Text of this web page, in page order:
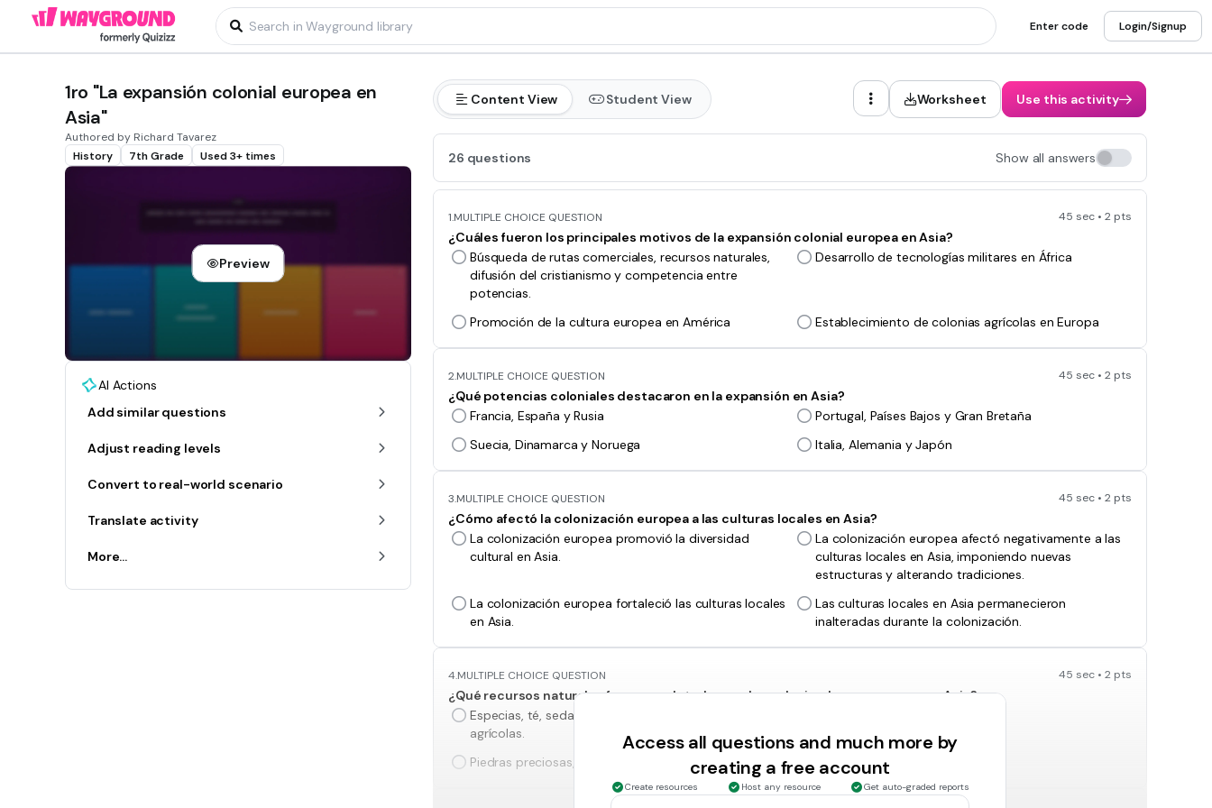
Enter code Login/Signup
1ro "La expansión colonial europea en
Asia"
Authored by Richard Tavarez
History
7th Grade Used 3+ times
Preview
AI Actions
Add similar questions
Adjust reading levels
Convert to real-world scenario
Translate activity
More...
Content View Student View Worksheet Use this activity
26 questions Show all answers
1.MULTIPLE CHOICE QUESTION 45 sec • 2 pts
¿Cuáles fueron los principales motivos de la expansión colonial europea en Asia?
Búsqueda de rutas comerciales, recursos naturales,
difusión del cristianismo y competencia entre
potencias.
Desarrollo de tecnologías militares en África
Promoción de la cultura europea en América Establecimiento de colonias agrícolas en Europa
2.MULTIPLE CHOICE QUESTION 45 sec • 2 pts
¿Qué potencias coloniales destacaron en la expansión en Asia?
Francia, España y Rusia
Portugal, Países Bajos y Gran Bretaña
Suecia, Dinamarca y Noruega
Italia, Alemania y Japón
3.MULTIPLE CHOICE QUESTION 45 sec • 2 pts
¿Cómo afectó la colonización europea a las culturas locales en Asia?
La colonización europea promovió la diversidad
cultural en Asia.
La colonización europea afectó negativamente a las
culturas locales en Asia, imponiendo nuevas
estructuras y alterando tradiciones.
La colonización europea fortaleció las culturas locales
en Asia.
Las culturas locales en Asia permanecieron
inalteradas durante la colonización.
4.MULTIPLE CHOICE QUESTION 45 sec • 2 pts
¿Qué recursos naturales fueron explotados por los colonizadores europeos en Asia?
Especias, té, seda, metales preciosos y productos
agrícolas.
Piedras preciosas, joyas y perfumes Animales salvajes, pieles y marfil
Access all questions and much more by
creating a free account
Create resources Host any resource Get auto-graded reports